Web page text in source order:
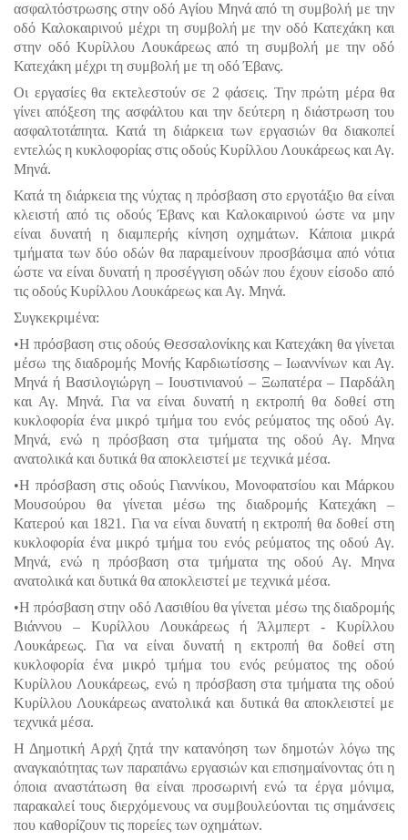
ασφαλτόστρωσης στην οδό Αγίου Μηνά από τη συμβολή με την
οδό Καλοκαιρινού μέχρι τη συμβολή με την οδό Κατεχάκη και
στην οδό Κυρίλλου Λουκάρεως από τη συμβολή με την οδό
Κατεχάκη μέχρι τη συμβολή με τη οδό Έβανς.
Οι εργασίες θα εκτελεστούν σε 2 φάσεις. Την πρώτη μέρα θα
γίνει απόξεση της ασφάλτου και την δεύτερη η διάστρωση του
ασφαλτοτάπητα. Κατά τη διάρκεια των εργασιών θα διακοπεί
εντελώς η κυκλοφορίας στις οδούς Κυρίλλου Λουκάρεως και Αγ.
Μηνά.
Κατά τη διάρκεια της νύχτας η πρόσβαση στο εργοτάξιο θα είναι
κλειστή από τις οδούς Έβανς και Καλοκαιρινού ώστε να μην
είναι δυνατή η διαμπερής κίνηση οχημάτων. Κάποια μικρά
τμήματα των δύο οδών θα παραμείνουν προσβάσιμα από νότια
ώστε να είναι δυνατή η προσέγγιση οδών που έχουν είσοδο από
τις οδούς Κυρίλλου Λουκάρεως και Αγ. Μηνά.
Συγκεκριμένα:
•Η πρόσβαση στις οδούς Θεσσαλονίκης και Κατεχάκη θα γίνεται
μέσω της διαδρομής Μονής Καρδιωτίσσης – Ιωαννίνων και Αγ.
Μηνά ή Βασιλογιώργη – Ιουστινιανού – Ξωπατέρα – Παρδάλη
και Αγ. Μηνά. Για να είναι δυνατή η εκτροπή θα δοθεί στη
κυκλοφορία ένα μικρό τμήμα του ενός ρεύματος της οδού Αγ.
Μηνά, ενώ η πρόσβαση στα τμήματα της οδού Αγ. Μηνα
ανατολικά και δυτικά θα αποκλειστεί με τεχνικά μέσα.
•Η πρόσβαση στις οδούς Γιαννίκου, Μονοφατσίου και Μάρκου
Μουσούρου θα γίνεται μέσω της διαδρομής Κατεχάκη –
Κατερού και 1821. Για να είναι δυνατή η εκτροπή θα δοθεί στη
κυκλοφορία ένα μικρό τμήμα του ενός ρεύματος της οδού Αγ.
Μηνά, ενώ η πρόσβαση στα τμήματα της οδού Αγ. Μηνα
ανατολικά και δυτικά θα αποκλειστεί με τεχνικά μέσα.
•Η πρόσβαση στην οδό Λασιθίου θα γίνεται μέσω της διαδρομής
Βιάννου – Κυρίλλου Λουκάρεως ή Άλμπερτ - Κυρίλλου
Λουκάρεως. Για να είναι δυνατή η εκτροπή θα δοθεί στη
κυκλοφορία ένα μικρό τμήμα του ενός ρεύματος της οδού
Κυρίλλου Λουκάρεως, ενώ η πρόσβαση στα τμήματα της οδού
Κυρίλλου Λουκάρεως ανατολικά και δυτικά θα αποκλειστεί με
τεχνικά μέσα.
Η Δημοτική Αρχή ζητά την κατανόηση των δημοτών λόγω της
αναγκαιότητας των παραπάνω εργασιών και επισημαίνοντας ότι η
όποια αναστάτωση θα είναι προσωρινή ενώ τα έργα μόνιμα,
παρακαλεί τους διερχόμενους να συμβουλεύονται τις σημάνσεις
που καθορίζουν τις πορείες των οχημάτων.